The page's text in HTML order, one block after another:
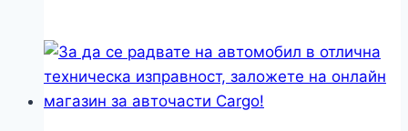
специфика
и
обхват